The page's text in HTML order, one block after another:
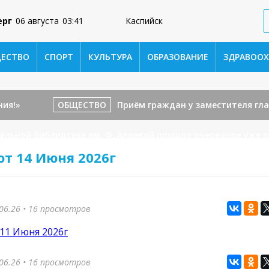
06 августа 03:41 Каспийск
СПОРТ КУЛЬТУРА ОБРАЗОВАНИЕ
ОБЩЕСТВО Приём граждан у заместителя
из Каспийска — бронзовый призёр республиканского
по боксу между сборными командами состоялась
квартиры ветерану Великой Отечественной войны Мусе
14 Июня 2026г
• 16 просмотров
Июня 2026г
• 16 просмотров